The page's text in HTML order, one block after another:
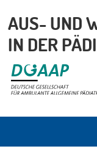
AUS- UND
IN DER